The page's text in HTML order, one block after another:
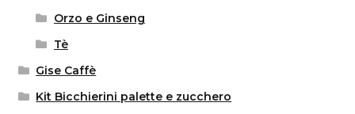
Orzo e Ginseng
Tè
Gise Caffè
Kit Bicchierini palette e zucchero